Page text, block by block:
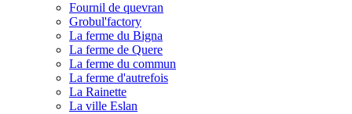
Fournil de quevran
Grobul'factory
La ferme du Bigna
La ferme de Quere
La ferme du commun
La ferme d'autrefois
La Rainette
La ville Eslan